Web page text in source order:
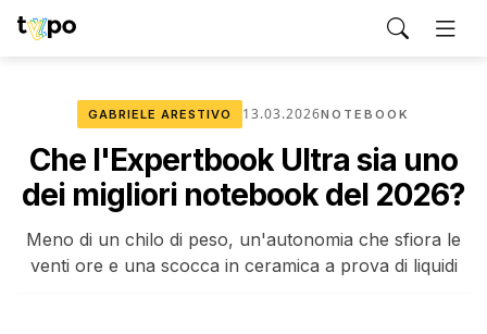
GABRIELE ARESTIVO 13.03.2026NOTEBOOK
Che l'Expertbook Ultra sia uno
dei migliori notebook del 2026?
Meno di un chilo di peso, un'autonomia che sfiora le
venti ore e una scocca in ceramica a prova di liquidi